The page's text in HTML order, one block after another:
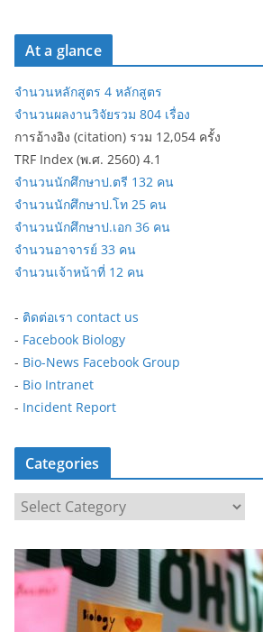
At a glance
จำนวนหลักสูตร 4 หลักสูตร
จำนวนผลงานวิจัยรวม 804 เรื่อง
การอ้างอิง (citation) รวม 12,054 ครั้ง
TRF Index (พ.ศ. 2560) 4.1
จำนวนนักศึกษาป.ตรี 132 คน
จำนวนนักศึกษาป.โท 25 คน
จำนวนนักศึกษาป.เอก 36 คน
จำนวนอาจารย์ 33 คน
จำนวนเจ้าหน้าที่ 12 คน
- ติดต่อเรา contact us
- Facebook Biology
- Bio-News Facebook Group
- Bio Intranet
- Incident Report
Categories
a
t
e
g